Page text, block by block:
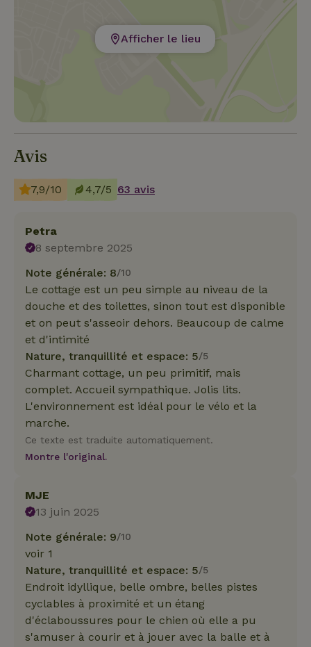
Afficher le lieu
Avis
7,9/10 4,7/5 63 avis
Petra
8 septembre 2025
Note générale: 8/10
Le cottage est un peu simple au niveau de la
douche et des toilettes, sinon tout est disponible
et on peut s'asseoir dehors. Beaucoup de calme
et d'intimité
Nature, tranquillité et espace: 5/5
Charmant cottage, un peu primitif, mais
complet. Accueil sympathique. Jolis lits.
L'environnement est idéal pour le vélo et la
marche.
Ce texte est traduite automatiquement.
Montre l'original.
MJE
13 juin 2025
Note générale: 9/10
voir 1
Nature, tranquillité et espace: 5/5
Endroit idyllique, belle ombre, belles pistes
cyclables à proximité et un étang
d'éclaboussures pour le chien où elle a pu
s'amuser à courir et à jouer avec la balle et à